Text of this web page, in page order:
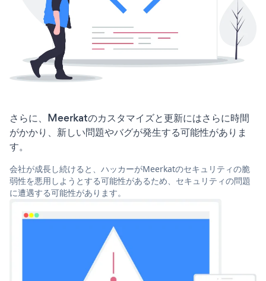
さらに、Meerkatのカスタマイズと更新にはさらに時間
がかかり、新しい問題やバグが発生する可能性がありま
す。
会社が成長し続けると、ハッカーがMeerkatのセキュリティの脆
弱性を悪用しようとする可能性があるため、セキュリティの問題
に遭遇する可能性があります。